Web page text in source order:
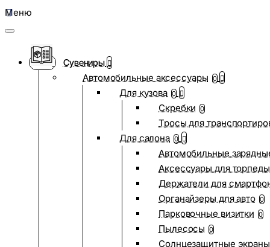
Меню
Сувениры
Автомобильные аксессуары 0
Для кузова 0
Скребки 0
Тросы для
Для салона 0
Автомобильные
Аксессуары для
Держатели для
Органайзеры для авто 0
Парковочные визитки 0
Пылесосы 0
Солнцезащитные экраны